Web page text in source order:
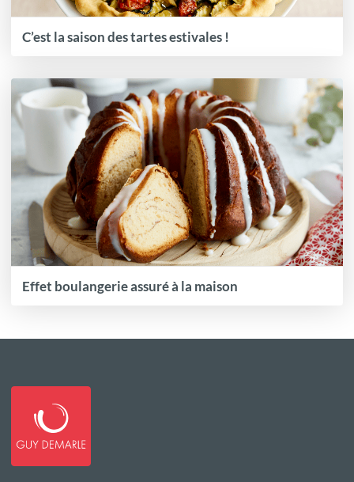
C’est la saison des tartes estivales !
Effet boulangerie assuré à la maison